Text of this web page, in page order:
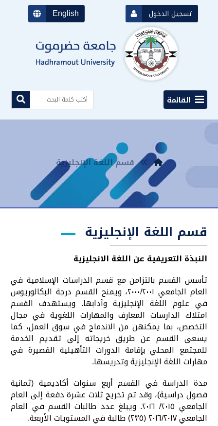
English تسجيل الدخول
القائمة
قسم اللغة الإنجليزية
قسم اللغة الإنجليزية
النبذة التعريفية عن اللغة الانجليزية
تأسس القسم بالتزامن مع قسم الدراسات الإسلامية في
العام الجامعي ٢٠٠٠/٢٠٠١، ويمنح القسم درجة البكالوريوس
في علوم اللغة الإنجليزية وآدابها. ويستهدف القسم
امتلاك الدارسات المعارف والمهارات اللغوية في مجال
التخصص، بما يمكنهن من الاندماج في سوق العمل، كما
يسعى القسم عن طريق خريجاته إلى تقديم الخدمة
للمجتمع المحلي بإقامة الدورات التأهيلية القصيرة في
مهارات اللغة الإنجليزية وتدريسها.
مدة الدراسة في القسم أربع سنوات أكاديمية (ثمانية
فصول دراسية)، وقد تم تخريج ثلاث عشرة دفعة إلى العام
الجامعي ٢٠١٥/ ٢٠١٦. ويبلغ عدد طالبات القسم في العام
الجامعي ٢٠١٦/٢٠١٧ (٢٣٥) طالبة في المستويات الأربعة.